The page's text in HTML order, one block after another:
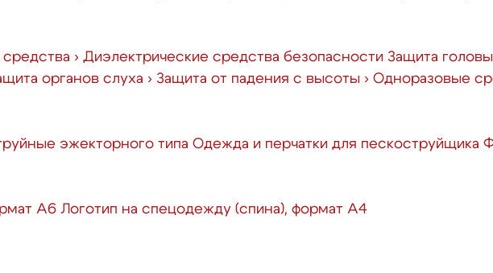
› Диэлектрические средства безопасности Защита головы
органов слуха › Защита от падения с высоты › Одноразовые
эжекторного типа Одежда и перчатки для пескоструйщика
А6 Логотип на спецодежду (спина), формат А4